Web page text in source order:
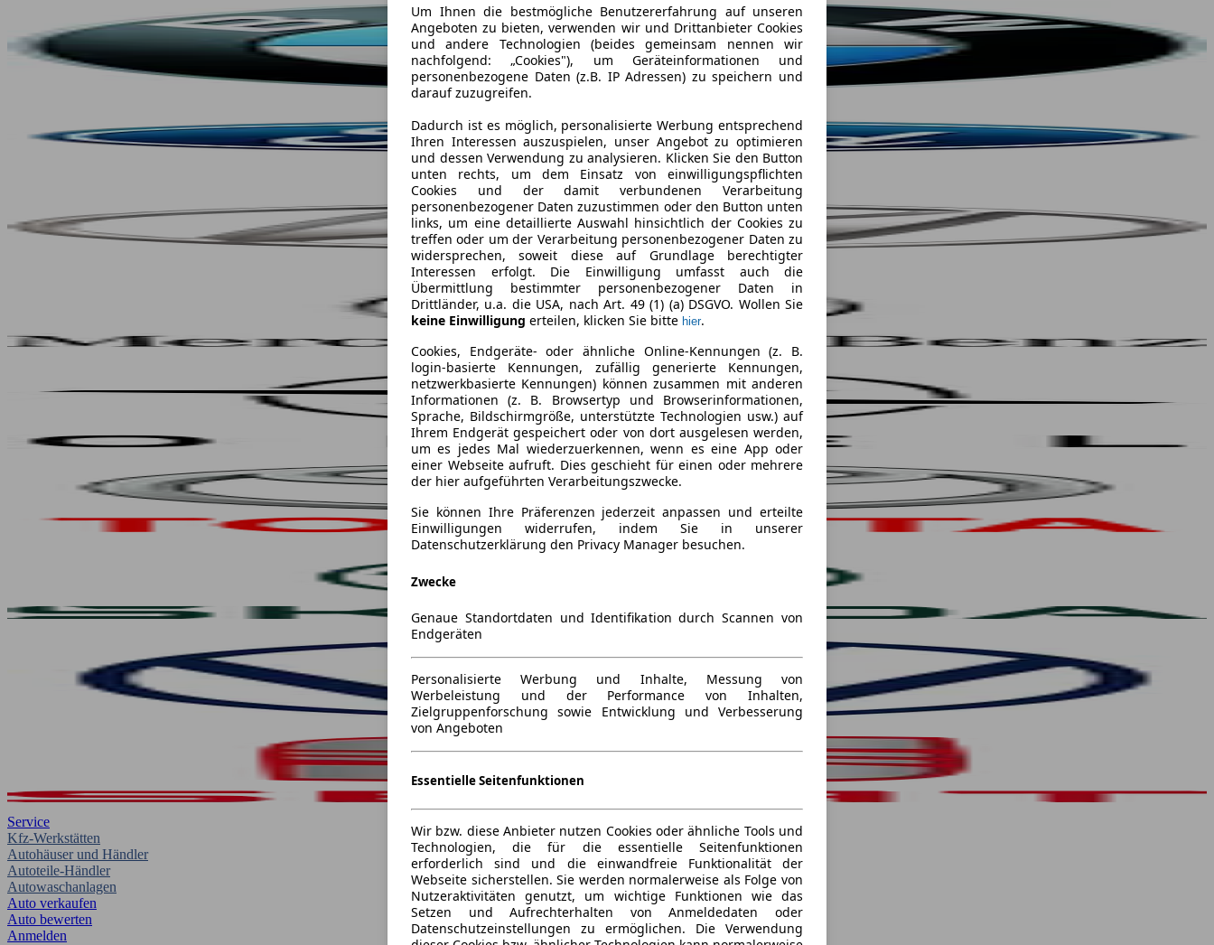
Service
Kfz-Werkstätten
Autohäuser und Händler
Autoteile-Händler
Autowaschanlagen
Auto verkaufen
Auto bewerten
Anmelden
Um Ihnen die bestmögliche Benutzererfahrung auf unseren
Angeboten zu bieten, verwenden wir und Drittanbieter Cookies
und andere Technologien (beides gemeinsam nennen wir
nachfolgend: „Cookies"), um Geräteinformationen und
personenbezogene Daten (z.B. IP Adressen) zu speichern und
darauf zuzugreifen.
Dadurch ist es möglich, personalisierte Werbung entsprechend
Ihren Interessen auszuspielen, unser Angebot zu optimieren
und dessen Verwendung zu analysieren. Klicken Sie den Button
unten rechts, um dem Einsatz von einwilligungspflichten
Cookies und der damit verbundenen Verarbeitung
personenbezogener Daten zuzustimmen oder den Button unten
links, um eine detaillierte Auswahl hinsichtlich der Cookies zu
treffen oder um der Verarbeitung personenbezogener Daten zu
widersprechen, soweit diese auf Grundlage berechtigter
Interessen erfolgt. Die Einwilligung umfasst auch die
Übermittlung bestimmter personenbezogener Daten in
Drittländer, u.a. die USA, nach Art. 49 (1) (a) DSGVO. Wollen Sie
keine Einwilligung erteilen, klicken Sie bitte hier.
Cookies, Endgeräte- oder ähnliche Online-Kennungen (z. B.
login-basierte Kennungen, zufällig generierte Kennungen,
netzwerkbasierte Kennungen) können zusammen mit anderen
Informationen (z. B. Browsertyp und Browserinformationen,
Sprache, Bildschirmgröße, unterstützte Technologien usw.) auf
Ihrem Endgerät gespeichert oder von dort ausgelesen werden,
um es jedes Mal wiederzuerkennen, wenn es eine App oder
einer Webseite aufruft. Dies geschieht für einen oder mehrere
der hier aufgeführten Verarbeitungszwecke.
Sie können Ihre Präferenzen jederzeit anpassen und erteilte
Einwilligungen widerrufen, indem Sie in unserer
Datenschutzerklärung den Privacy Manager besuchen.
Zwecke
Genaue Standortdaten und Identifikation durch Scannen von
Endgeräten
Personalisierte Werbung und Inhalte, Messung von
Werbeleistung und der Performance von Inhalten,
Zielgruppenforschung sowie Entwicklung und Verbesserung
von Angeboten
Essentielle Seitenfunktionen
Wir bzw. diese Anbieter nutzen Cookies oder ähnliche Tools und
Technologien, die für die essentielle Seitenfunktionen
erforderlich sind und die einwandfreie Funktionalität der
Webseite sicherstellen. Sie werden normalerweise als Folge von
Nutzeraktivitäten genutzt, um wichtige Funktionen wie das
Setzen und Aufrechterhalten von Anmeldedaten oder
Datenschutzeinstellungen zu ermöglichen. Die Verwendung